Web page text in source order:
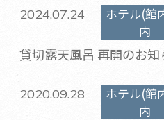
2024.07.24
ホテル(館
内
貸切露天風呂 再開のお
日 更新)
2020.09.28
ホテル(館
内